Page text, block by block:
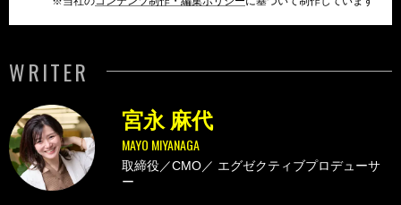
WRITER
MAYO MIYANAGA
宮永 麻代
取締役／CMO／ エグゼクティブプロデューサ
ー